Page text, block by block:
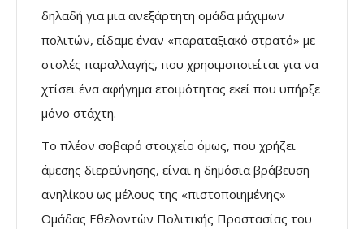
δηλαδή για μια ανεξάρτητη ομάδα μάχιμων
πολιτών, είδαμε έναν «παραταξιακό στρατό» με
στολές παραλλαγής, που χρησιμοποιείται για να
χτίσει ένα αφήγημα ετοιμότητας εκεί που υπήρξε
μόνο στάχτη.
Το πλέον σοβαρό στοιχείο όμως, που χρήζει
άμεσης διερεύνησης, είναι η δημόσια βράβευση
ανηλίκου ως μέλους της «πιστοποιημένης»
Ομάδας Εθελοντών Πολιτικής Προστασίας του